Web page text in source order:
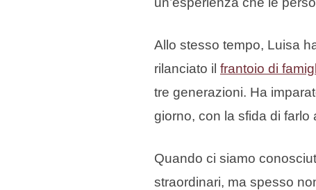
Allo stesso tempo, Luisa
rilanciato il frantoio di
tre generazioni. Ha
giorno, con la sfida di farlo
Quando ci siamo
straordinari, ma spesso